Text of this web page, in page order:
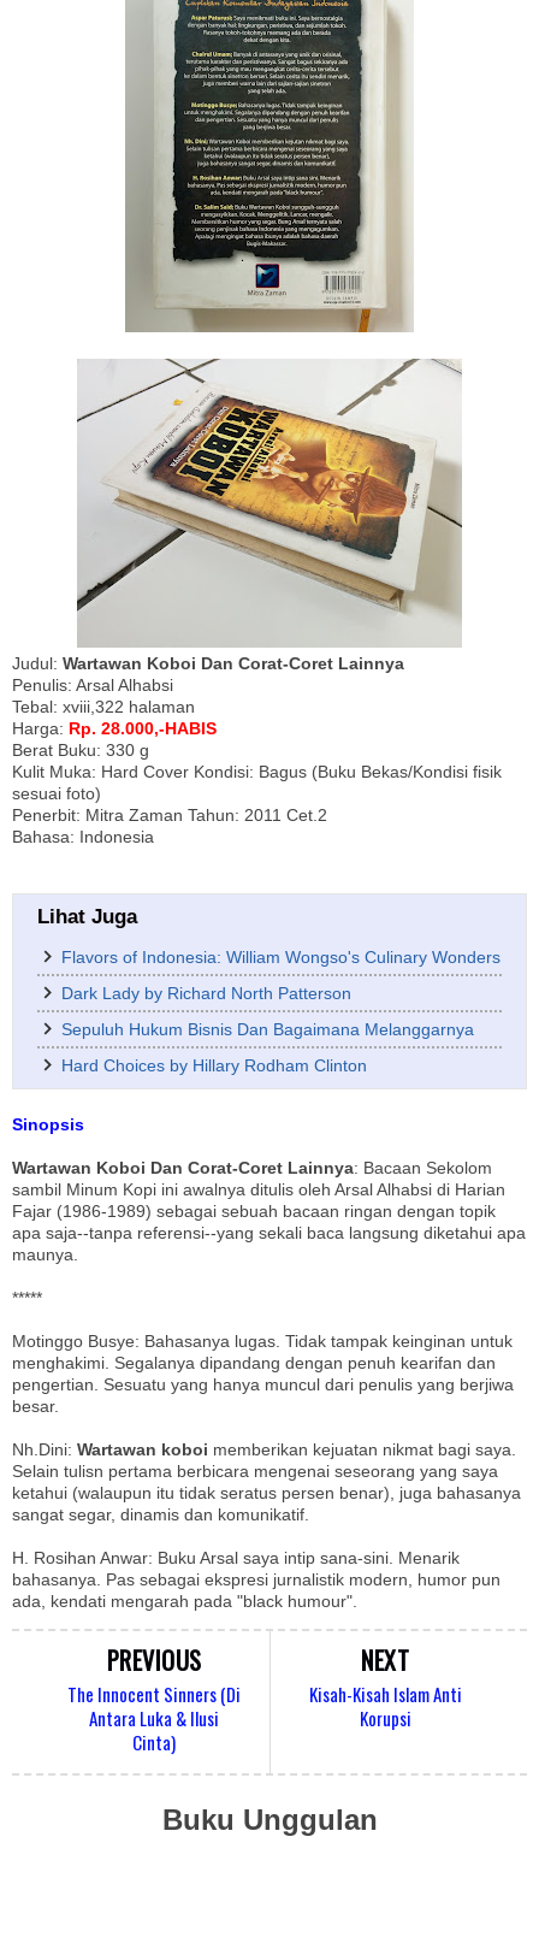
Judul: Wartawan Koboi Dan Corat-Coret Lainnya
Penulis: Arsal Alhabsi
Tebal: xviii,322 halaman
Harga: Rp. 28.000,-HABIS
Berat Buku: 330 g
Kulit Muka: Hard Cover Kondisi: Bagus (Buku Bekas/Kondisi fisik
sesuai foto)
Penerbit: Mitra Zaman Tahun: 2011 Cet.2
Bahasa: Indonesia
Lihat Juga
Flavors of Indonesia: William Wongso's Culinary Wonders
Dark Lady by Richard North Patterson
Sepuluh Hukum Bisnis Dan Bagaimana Melanggarnya
Hard Choices by Hillary Rodham Clinton
Sinopsis
Wartawan Koboi Dan Corat-Coret Lainnya: Bacaan Sekolom
sambil Minum Kopi ini awalnya ditulis oleh Arsal Alhabsi di Harian
Fajar (1986-1989) sebagai sebuah bacaan ringan dengan topik
apa saja--tanpa referensi--yang sekali baca langsung diketahui apa
maunya.
*****
Motinggo Busye: Bahasanya lugas. Tidak tampak keinginan untuk
menghakimi. Segalanya dipandang dengan penuh kearifan dan
pengertian. Sesuatu yang hanya muncul dari penulis yang berjiwa
besar.
Nh.Dini: Wartawan koboi memberikan kejuatan nikmat bagi saya.
Selain tulisn pertama berbicara mengenai seseorang yang saya
ketahui (walaupun itu tidak seratus persen benar), juga bahasanya
sangat segar, dinamis dan komunikatif.
H. Rosihan Anwar: Buku Arsal saya intip sana-sini. Menarik
bahasanya. Pas sebagai ekspresi jurnalistik modern, humor pun
ada, kendati mengarah pada "black humour".
NEXT
Kisah-Kisah Islam Anti
Korupsi
PREVIOUS
The Innocent Sinners (Di
Antara Luka & Ilusi
Cinta)
Buku Unggulan